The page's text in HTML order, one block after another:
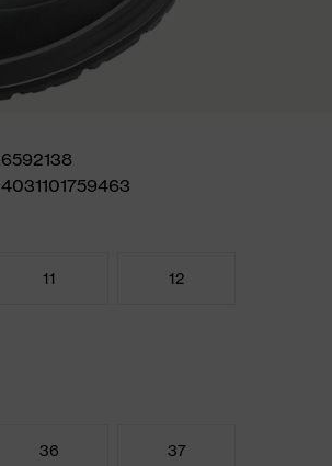
6592138
4031101759463
11 12
36 37